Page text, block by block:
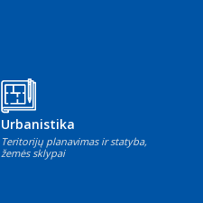
Urbanistika
Teritorijų planavimas ir statyba,
žemės sklypai